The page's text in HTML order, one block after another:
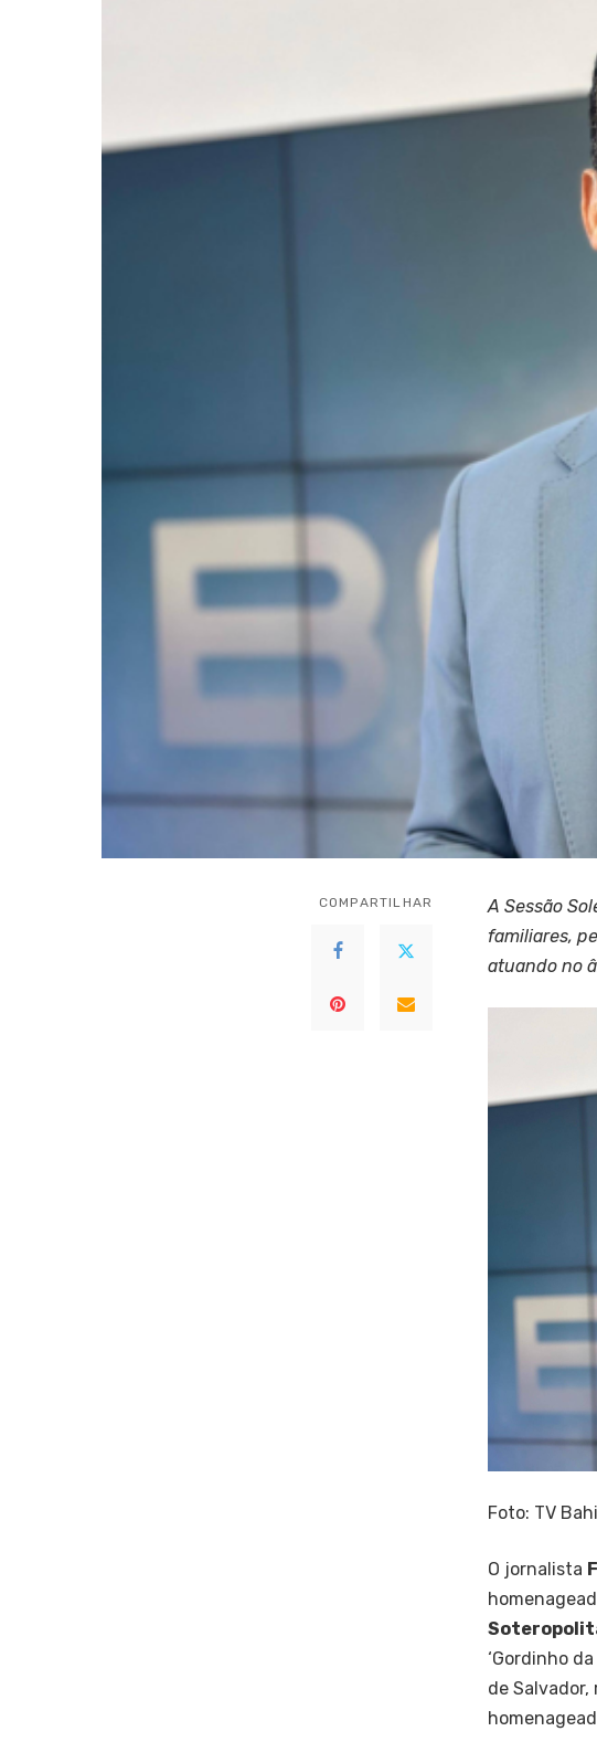
COMPARTILHAR
A Sessão
familiares,
atuando no
Foto: TV
O jornalista
‘Gordinho
de